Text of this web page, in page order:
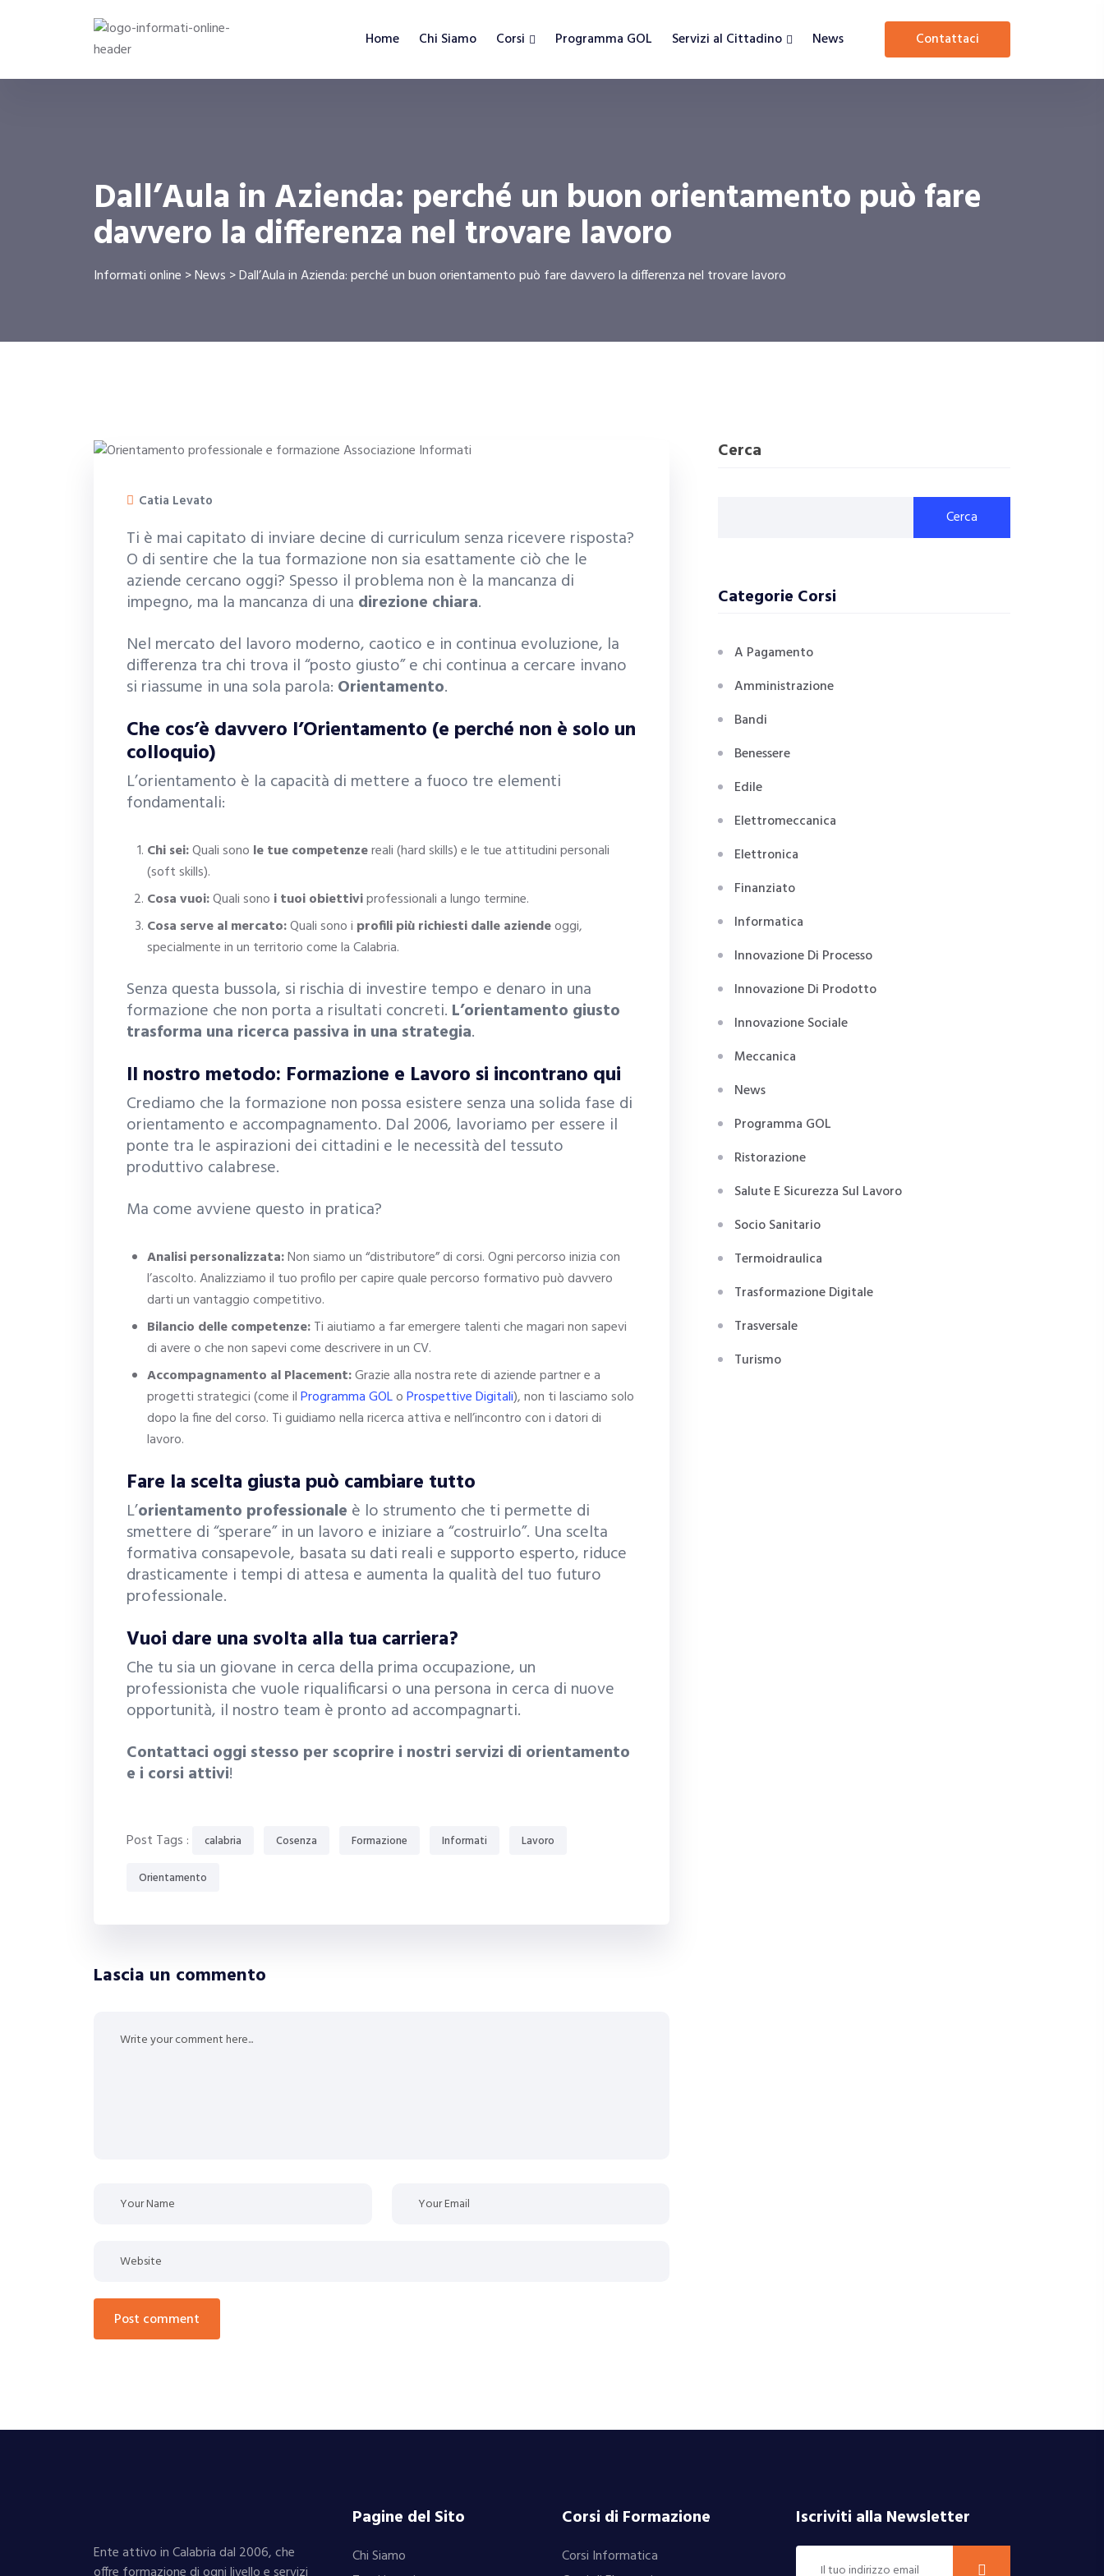
Home Chi Siamo Corsi Programma GOL Servizi al Cittadino News contattaci
Dall’Aula in Azienda: perché un buon orientamento può fare
davvero la differenza nel trovare lavoro
Informati online >News >Dall’Aula in Azienda: perché un buon orientamento può fare davvero la differenza nel trovare lavoro
Catia Levato
Ti è mai capitato di inviare decine di curriculum senza ricevere risposta?
O di sentire che la tua formazione non sia esattamente ciò che le
aziende cercano oggi? Spesso il problema non è la mancanza di
impegno, ma la mancanza di una direzione chiara.
Nel mercato del lavoro moderno, caotico e in continua evoluzione, la
differenza tra chi trova il “posto giusto” e chi continua a cercare invano
si riassume in una sola parola: Orientamento.
Che cos’è davvero l’Orientamento (e perché non è solo un
colloquio)
L’orientamento è la capacità di mettere a fuoco tre elementi
fondamentali:
Chi sei:Quali sono le tue competenzereali (hard skills) e le tue attitudini personali
(soft skills).
Cosa vuoi:Quali sono i tuoi obiettiviprofessionali a lungo termine.
Cosa serve al mercato:Quali sono i profili più richiesti dalle aziendeoggi,
specialmente in un territorio come la Calabria.
Senza questa bussola, si rischia di investire tempo e denaro in una
formazione che non porta a risultati concreti. L’orientamento giusto
trasforma una ricerca passiva in una strategia.
Il nostro metodo: Formazione e Lavoro si incontrano qui
Crediamo che la formazione non possa esistere senza una solida fase di
orientamento e accompagnamento. Dal 2006, lavoriamo per essere il
ponte tra le aspirazioni dei cittadini e le necessità del tessuto
produttivo calabrese.
Ma come avviene questo in pratica?
Analisi personalizzata:Non siamo un “distributore” di corsi. Ogni percorso inizia con
l’ascolto. Analizziamo il tuo profilo per capire quale percorso formativo può davvero
darti un vantaggio competitivo.
Bilancio delle competenze:Ti aiutiamo a far emergere talenti che magari non sapevi
di avere o che non sapevi come descrivere in un CV.
Accompagnamento al Placement:Grazie alla nostra rete di aziende partner e a
progetti strategici (come ilProgramma GOLoProspettive Digitali), non ti lasciamo solo
dopo la fine del corso. Ti guidiamo nella ricerca attiva e nell’incontro con i datori di
lavoro.
Fare la scelta giusta può cambiare tutto
L’orientamento professionale è lo strumento che ti permette di
smettere di “sperare” in un lavoro e iniziare a “costruirlo”. Una scelta
formativa consapevole, basata su dati reali e supporto esperto, riduce
drasticamente i tempi di attesa e aumenta la qualità del tuo futuro
professionale.
Vuoi dare una svolta alla tua carriera?
Che tu sia un giovane in cerca della prima occupazione, un
professionista che vuole riqualificarsi o una persona in cerca di nuove
opportunità, il nostro team è pronto ad accompagnarti.
Contattaci oggi stesso per scoprire i nostri servizi di orientamento
e i corsi attivi!
Post Tags : calabria Cosenza Formazione Informati Lavoro
Orientamento
Lascia un commento
post comment
Cerca
Cerca
Categorie Corsi
A Pagamento
Amministrazione
Bandi
Benessere
Edile
Elettromeccanica
Elettronica
Finanziato
Informatica
Innovazione Di Processo
Innovazione Di Prodotto
Innovazione Sociale
Meccanica
News
Programma GOL
Ristorazione
Salute E Sicurezza Sul Lavoro
Socio Sanitario
Termoidraulica
Trasformazione Digitale
Trasversale
Turismo
Ente attivo in Calabria dal 2006, che
Pagine del Sito
Chi Siamo
Corsi di Formazione
Corsi Informatica
Iscriviti alla Newsletter